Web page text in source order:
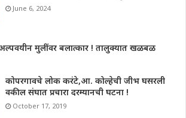
June 6, 2024
मुलींवर बलात्कार ! तालुक्यात खळबळ
कोपरगावचे लोक करंटे,आ. कोल्हेची जीभ घसरली
वकील संघात प्रचारा दरम्यानची घटना !
October 17, 2019